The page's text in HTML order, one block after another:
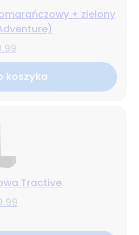
+ zielony
koszyka
Tractive